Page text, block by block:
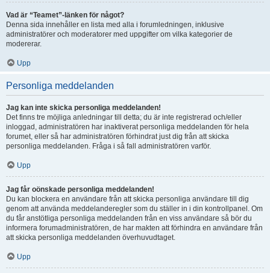
Vad är “Teamet”-länken för något?
Denna sida innehåller en lista med alla i forumledningen, inklusive
administratörer och moderatorer med uppgifter om vilka kategorier de
modererar.
Upp
Personliga meddelanden
Jag kan inte skicka personliga meddelanden!
Det finns tre möjliga anledningar till detta; du är inte registrerad och/eller
inloggad, administratören har inaktiverat personliga meddelanden för hela
forumet, eller så har administratören förhindrat just dig från att skicka
personliga meddelanden. Fråga i så fall administratören varför.
Upp
Jag får oönskade personliga meddelanden!
Du kan blockera en användare från att skicka personliga användare till dig
genom att använda meddelanderegler som du ställer in i din kontrollpanel. Om
du får anstötliga personliga meddelanden från en viss användare så bör du
informera forumadministratören, de har makten att förhindra en användare från
att skicka personliga meddelanden överhuvudtaget.
Upp